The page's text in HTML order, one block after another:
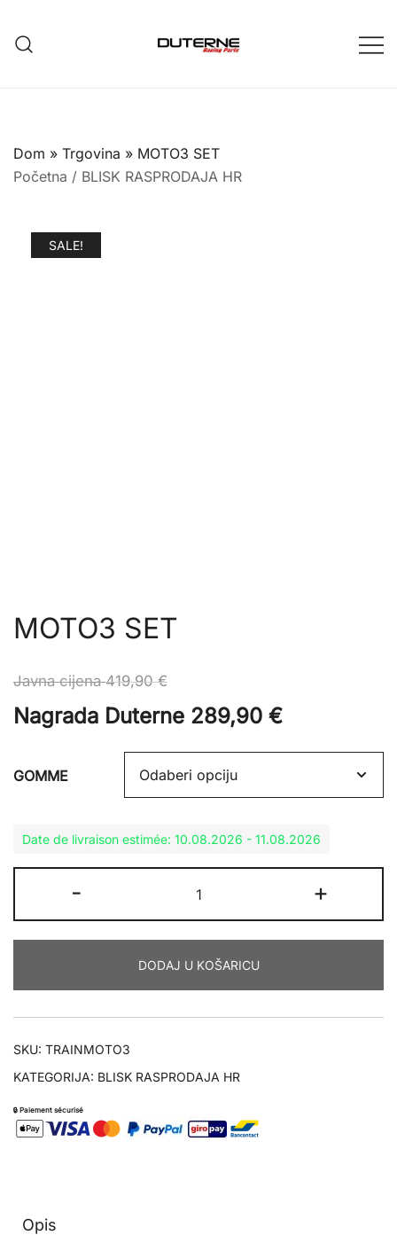
content
Dom » Trgovina » MOTO3 SET
Početna / BLISK RASPRODAJA HR
SALE!
MOTO3 SET
Javna cijena419,90€
Nagrada Duterne 289,90 €
GOMME
Date de livraison estimée: 10.08.2026 - 11.08.2026
-
SET
količina
+
DODAJ U KOŠARICU
SKU: TRAINMOTO3
KATEGORIJA: BLISK RASPRODAJA HR
🔒 Paiement sécurisé
Opis